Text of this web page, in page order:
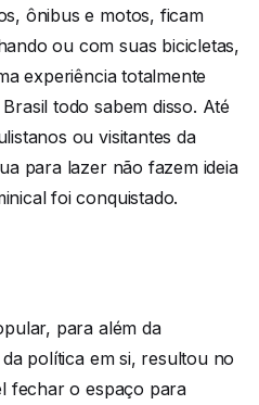
ônibus e motos, ficam
ou com suas bicicletas,
experiência totalmente
todo sabem disso. Até
ou visitantes da
para lazer não fazem ideia
foi conquistado.
para além da
política em si, resultou no
fechar o espaço para